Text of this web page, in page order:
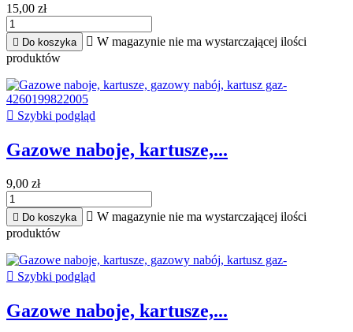
15,00 zł
 Do koszyka  W magazynie nie ma wystarczającej ilości
produktów
 Szybki podgląd
Gazowe naboje, kartusze,...
9,00 zł
 Do koszyka  W magazynie nie ma wystarczającej ilości
produktów
 Szybki podgląd
Gazowe naboje, kartusze,...